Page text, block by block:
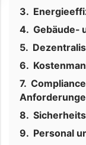
Gebäude-
Personal